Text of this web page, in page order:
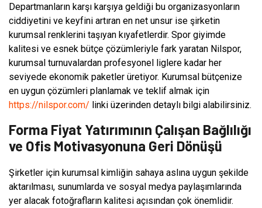
Departmanların karşı karşıya geldiği bu organizasyonların
ciddiyetini ve keyfini artıran en net unsur ise şirketin
kurumsal renklerini taşıyan kıyafetlerdir. Spor giyimde
kalitesi ve esnek bütçe çözümleriyle fark yaratan Nilspor,
kurumsal turnuvalardan profesyonel liglere kadar her
seviyede ekonomik paketler üretiyor. Kurumsal bütçenize
en uygun çözümleri planlamak ve teklif almak için
https://nilspor.com/ linki üzerinden detaylı bilgi alabilirsiniz.
Forma Fiyat Yatırımının Çalışan Bağlılığı
ve Ofis Motivasyonuna Geri Dönüşü
Şirketler için kurumsal kimliğin sahaya aslına uygun şekilde
aktarılması, sunumlarda ve sosyal medya paylaşımlarında
yer alacak fotoğrafların kalitesi açısından çok önemlidir.